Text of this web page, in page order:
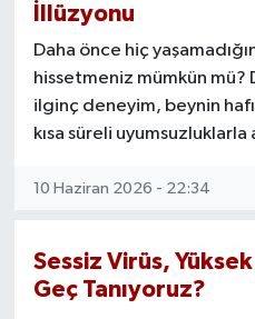
İllüzyonu
Daha önce hiç
hissetmeniz mümkün mü?
ilginç deneyim, beynin
kısa süreli uyumsuzluklarla
10 Haziran 2026 - 22:34
Sessiz Virüs,
Geç Tanıyoruz?